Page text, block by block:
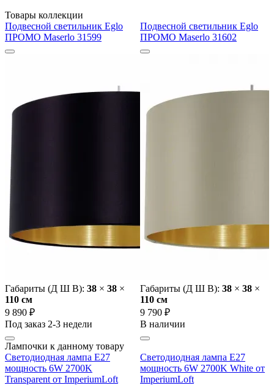
Товары коллекции
Подвесной светильник Eglo
ПРОМО Maserlo 31599
Габариты (Д Ш В): 38 × 38 ×
110 cм
9 890 ₽
Под заказ 2-3 недели
Подвесной светильник Eglo
ПРОМО Maserlo 31602
Габариты (Д Ш В): 38 × 38 ×
110 cм
9 790 ₽
В наличии
Лампочки к данному товару
Светодиодная лампа E27
мощность 6W 2700K
Transparent от ImperiumLoft
Светодиодная лампа E27
мощность 6W 2700K White от
ImperiumLoft